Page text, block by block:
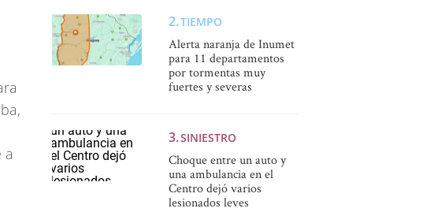
a
TIEMPO
Alerta naranja de Inumet
para 11 departamentos
por tormentas muy
fuertes y severas
SINIESTRO
Choque entre un auto y
una ambulancia en el
Centro dejó varios
lesionados leves